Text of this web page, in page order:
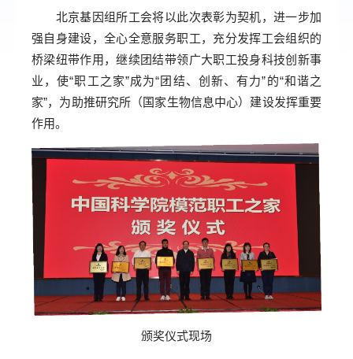
北京基因组所工会将以此次表彰为契机，进一步加
强自身建设，全心全意服务职工，充分发挥工会组织的
桥梁纽带作用，继续团结带领广大职工投身科技创新事
业，使“职工之家”成为“团结、创新、有力”的“和谐之
家”，为助推研究所（国家生物信息中心）建设发挥重要
作用。
颁奖仪式现场